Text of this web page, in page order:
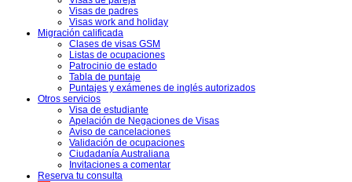
Visas de padres
Visas work and holiday
Migración calificada
Clases de visas GSM
Listas de ocupaciones
Patrocinio de estado
Tabla de puntaje
Puntajes y exámenes de inglés autorizados
Otros servicios
Visa de estudiante
Apelación de Negaciones de Visas
Aviso de cancelaciones
Validación de ocupaciones
Ciudadanía Australiana
Invitaciones a comentar
Reserva tu consulta